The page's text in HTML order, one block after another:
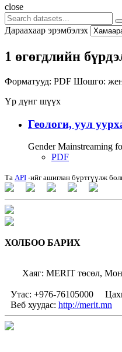
close
Дараахаар эрэмбэлэх
1 өгөгдлийн
Форматууд: PDF Шошго:
Үр дүнг шүүх
Геологи, уул
Gender Mainstreaming
PDF
Та API -ийг ашиглан бүртгүүлж
ХОЛБОО БАРИХ
Хаяг: MERIT төсөл,
Утас: +976-76105000
Веб хуудас: http://merit.mn